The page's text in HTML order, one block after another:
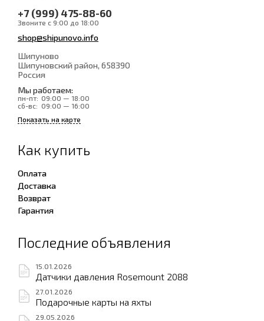
+7 (999) 475-88-60
Звоните с 9:00 до 18:00
shop@shipunovo.info
Шипуново
Шипуновский район , 658390
Россия
Мы работаем:
пн-пт: 09:00 — 18:00
сб-вс: 09:00 — 16:00
Показать на карте
Как купить
Оплата
Доставка
Возврат
Гарантия
Последние объявления
15.01.2026
Датчики давления Rosemount 2088
27.01.2026
Подарочные карты на яхты
29.05.2026